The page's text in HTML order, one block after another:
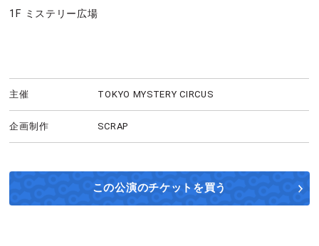
1F ミステリー広場
主催 TOKYO MYSTERY CIRCUS
企画制作 SCRAP
この公演のチケットを買う